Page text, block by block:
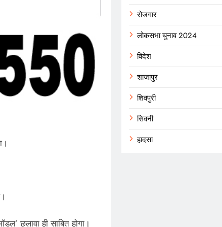
छलावा ही साबित होगा।
रोजगार
लोकसभा चुनाव 2024
विदेश
शाजापुर
शिवपुरी
सिवनी
हादसा